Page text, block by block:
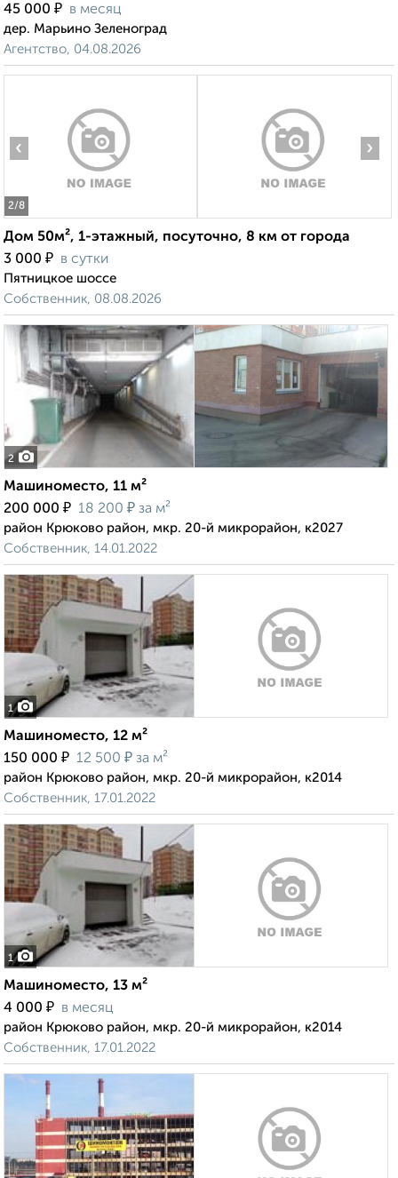
45 000 ₽ в месяц
дер. Марьино Зеленоград
Агентство, 04.08.2026
2/8
‹ ›
Дом 50м², 1-этажный, посуточно, 8 км от города
3 000 ₽ в сутки
Пятницкое шоссе
Собственник, 08.08.2026
2
Машиноместо, 11 м²
200 000 ₽ 18 200 ₽ за м²
район Крюково район, мкр. 20-й микрорайон, к2027
Собственник, 14.01.2022
1
Машиноместо, 12 м²
150 000 ₽ 12 500 ₽ за м²
район Крюково район, мкр. 20-й микрорайон, к2014
Собственник, 17.01.2022
1
Машиноместо, 13 м²
4 000 ₽ в месяц
район Крюково район, мкр. 20-й микрорайон, к2014
Собственник, 17.01.2022